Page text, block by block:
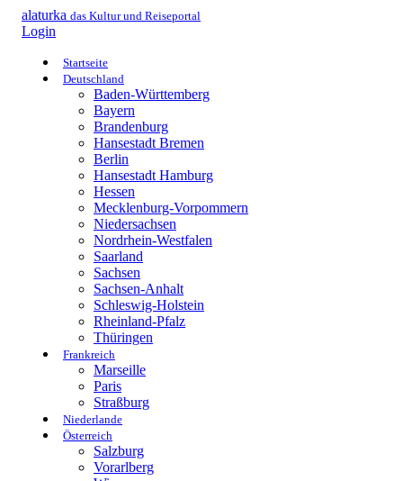
alaturka das Kultur und Reiseportal
Login
Startseite
Deutschland
Baden-Württemberg
Bayern
Brandenburg
Hansestadt Bremen
Berlin
Hansestadt Hamburg
Hessen
Mecklenburg-Vorpommern
Niedersachsen
Nordrhein-Westfalen
Saarland
Sachsen
Sachsen-Anhalt
Schleswig-Holstein
Rheinland-Pfalz
Thüringen
Frankreich
Marseille
Paris
Straßburg
Niederlande
Österreich
Salzburg
Vorarlberg